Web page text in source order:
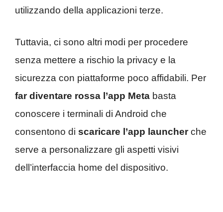
utilizzando della applicazioni terze.
Tuttavia, ci sono altri modi per procedere
senza mettere a rischio la privacy e la
sicurezza con piattaforme poco affidabili. Per
far diventare rossa l’app Meta basta
conoscere i terminali di Android che
consentono di scaricare l’app launcherche
serve a personalizzare gli aspetti visivi
dell’interfaccia home del dispositivo.